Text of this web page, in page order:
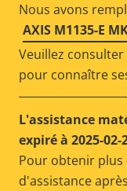
Nous avons
AXIS M1135-E
Veuillez
pour connaître
L'assistance
expiré à 2025-02-
Pour obtenir
d'assistance